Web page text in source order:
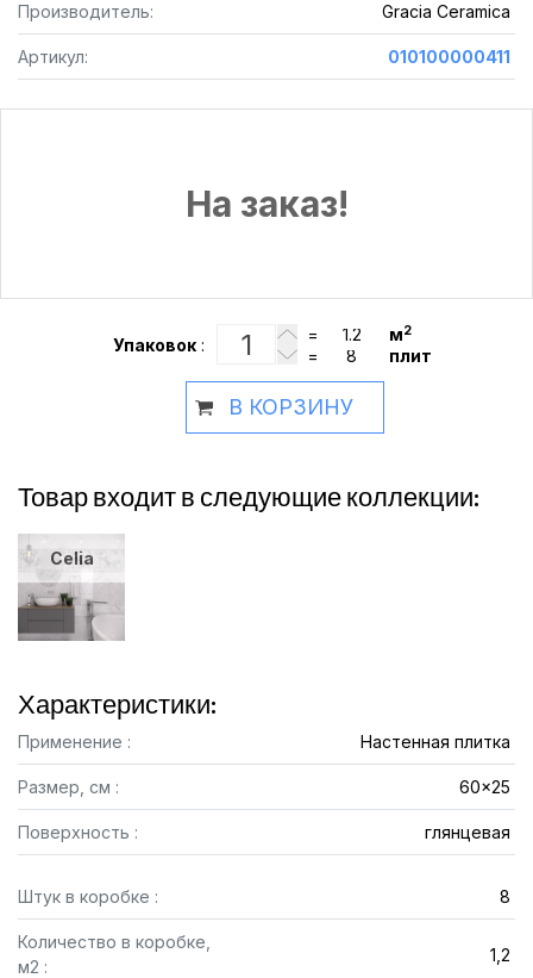
Производитель: Gracia Ceramica
Артикул: 010100000411
На заказ!
Упаковок :
= м2
= плит
В КОРЗИНУ
Товар входит в следующие коллекции:
Celia
Характеристики:
Применение : Настенная плитка
Размер, см : 60x25
Поверхность : глянцевая
Штук в коробке : 8
Количество в коробке,
м2 :
1,2